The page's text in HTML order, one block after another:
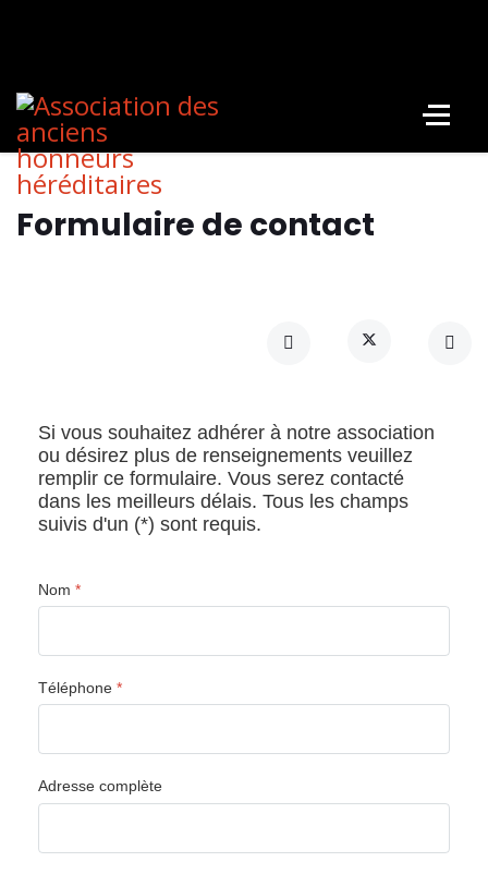
Formulaire de contact
Si vous souhaitez adhérer à notre association
ou désirez plus de renseignements veuillez
remplir ce formulaire. Vous serez contacté
dans les meilleurs délais. Tous les champs
suivis d'un (*) sont requis.
Nom *
Téléphone *
Adresse complète